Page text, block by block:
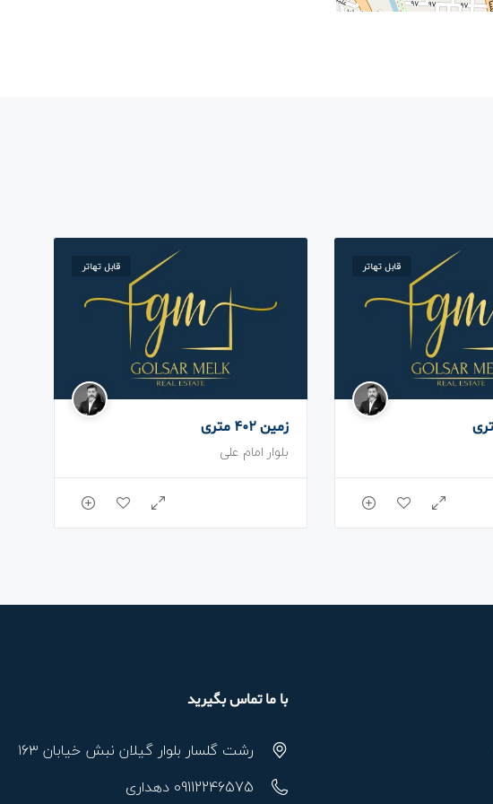
قابل تهاتر قابل تهاتر
زمین 402 متری
بلوار امام علی
با ما تماس بگیرید
رشت گلسار بلوار گیلان نبش خیابان ۱۶۳
09112246575 دهداری